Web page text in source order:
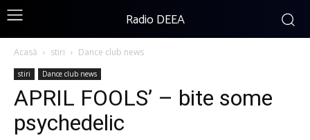
Radio DEEA
Acasă stiri Dance club news
stiri Dance club news
APRIL FOOLS’ – bite some
psychedelic